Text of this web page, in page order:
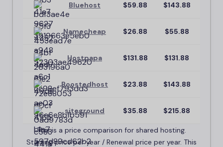
Bluehost $59.88 $143.88
Namecheap $26.88 $55.88
Hostpapa $131.88 $131.88
Boostedhost $23.88 $143.88
siteground $35.88 $215.88
This is a price comparison for shared hosting.
Starting price per year / Renewal price per year. This